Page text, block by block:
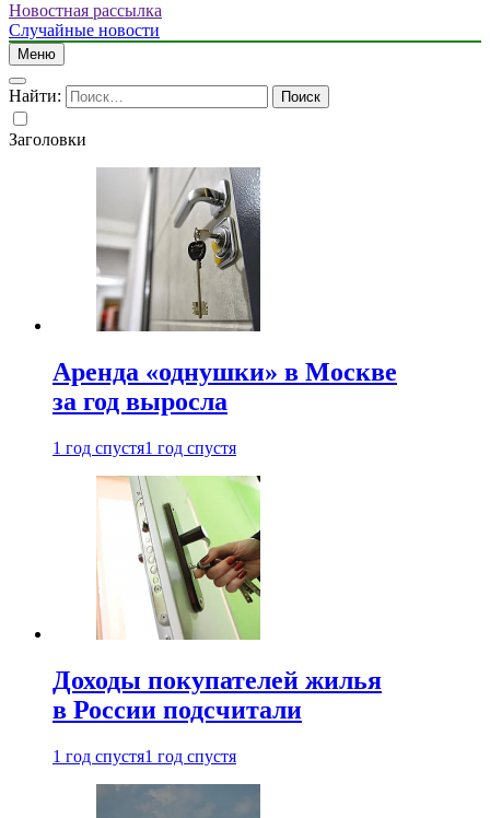
Новостная рассылка
Случайные новости
Меню
Найти:
Заголовки
Аренда «однушки» в Москве
за год выросла
1 год спустя1 год спустя
Доходы покупателей жилья
в России подсчитали
1 год спустя1 год спустя